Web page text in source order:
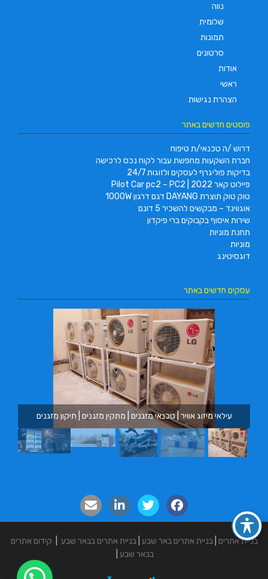
נווה
שלומית
תמונות
סרטונים
אודות
ראשי
הצהרת נגישות
פוסטים חדשים באתר
דרוש /ה טכנאי/ת טיפוח
חברת השקעות מחפשת עבור לקוח נכס לרכישה
בדיקות פוליגרף לעסקים ולזוגות 24/7
פיילוט קאר 2022 | Pilot Car pc2 – PC2
טוק טוק תוצרת DAYANG דגם דרגון 1000W
אוגווינד – מבקשים להשכיר 5 דונם
שירות איסוף בקבוקים ברי פיקדון
תחנת מוניות
מוניות
דוגסיטינג
עסקים חדשים באתר
עילאי מיזוג אוויר | טכנאי מזגנים | מתקין מזגנים | תיקון מזגנים
בניית אתרים |בניית אתרים באר שבע |בניית אתרים בבאר שבע
קידום אתרים
בבאר שבע